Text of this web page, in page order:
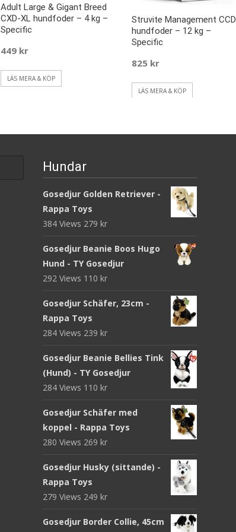
Adult Large & Gigant Breed
CXD-XL hundfoder – 4 kg –
Specific
449 kr
LÄS MERA & KÖP
Struvite Management CCD
hundfoder – 12 kg –
Specific
825 kr
LÄS MERA & KÖP
Hundar
Gosedjur Golden Retriever -
Rappa Toys
384 Views 279 kr
Gosedjur Beanie Boos Hugo
Hund - TY Gosedjur
292 Views 110 kr
Gosedjur Schäfer, 23cm -
Rappa Toys
284 Views 239 kr
Gosedjur Beanie Bellies Tink
(Hund) - TY Gosedjur
284 Views 110 kr
Gosedjur Schäfer med
koppel - Rappa Toys
280 Views 269 kr
Gosedjur Husky (sittande) -
Rappa Toys
279 Views 249 kr
Gosedjur Border Collie, 45cm